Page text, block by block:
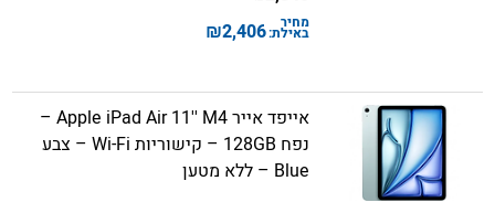
מחיר
באילת:2,406
₪
אייפד אייר Apple iPad Air 11'' M4 –
נפח 128GB – קישוריות Wi-Fi – צבע
Blue – ללא מטען